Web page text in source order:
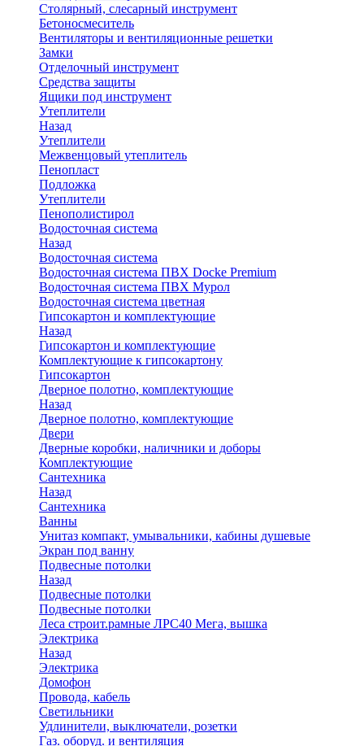
Столярный, слесарный инструмент
Бетоносмеситель
Вентиляторы и вентиляционные решетки
Замки
Отделочный инструмент
Средства защиты
Ящики под инструмент
Утеплители
Назад
Утеплители
Межвенцовый утеплитель
Пенопласт
Подложка
Утеплители
Пенополистирол
Водосточная система
Назад
Водосточная система
Водосточная система ПВХ Docke Premium
Водосточная система ПВХ Мурол
Водосточная система цветная
Гипсокартон и комплектующие
Назад
Гипсокартон и комплектующие
Комплектующие к гипсокартону
Гипсокартон
Дверное полотно, комплектующие
Назад
Дверное полотно, комплектующие
Двери
Дверные коробки, наличники и доборы
Комплектующие
Сантехника
Назад
Сантехника
Ванны
Унитаз компакт, умывальники, кабины душевые
Экран под ванну
Подвесные потолки
Назад
Подвесные потолки
Подвесные потолки
Леса строит.рамные ЛРС40 Мега, вышка
Электрика
Назад
Электрика
Домофон
Провода, кабель
Светильники
Удлинители, выключатели, розетки
Газ. оборуд. и вентиляция